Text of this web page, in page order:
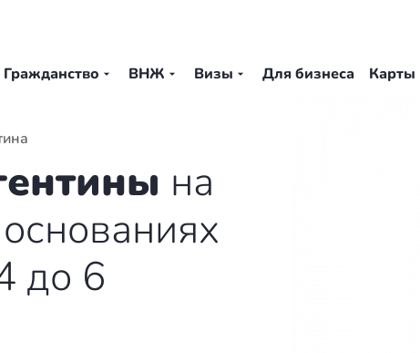
Гражданство ВНЖ Визы Для бизнеса Карты
на
до 6